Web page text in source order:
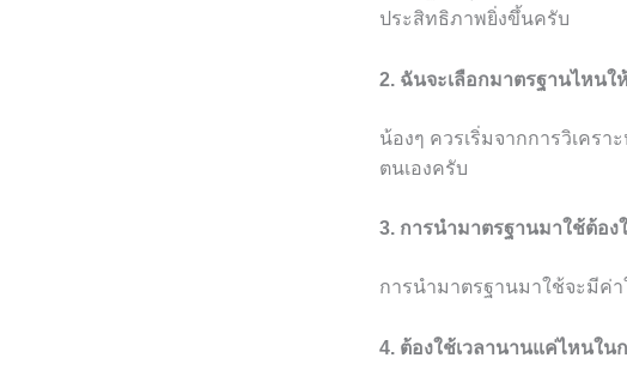
ประสิทธิภาพยิ่งขึ้นครับ
2. ฉันจะเลือกมาตรฐานไหน
น้องๆ ควรเริ่มจากการวิเคร
ตนเองครับ
3. การนำมาตรฐานมาใช้ต้อ
การนำมาตรฐานมาใช้จะมีค่
4. ต้องใช้เวลานานแค่ไหนใน